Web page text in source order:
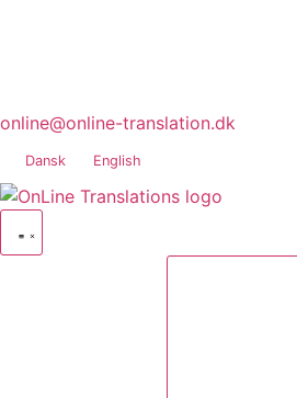
online@online-translation.dk
Dansk English